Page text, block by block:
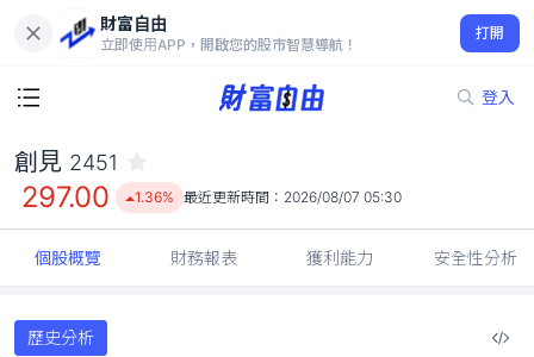
財富自由
立即使用APP，開啟您的股市智慧導航！
打開
登入
297.00
1.36%
創見 2451
297.00 1.36% 最近更新時間： 2026/08/07 05:30
個股概覽 財務報表 獲利能力 安全性分析
歷史分析